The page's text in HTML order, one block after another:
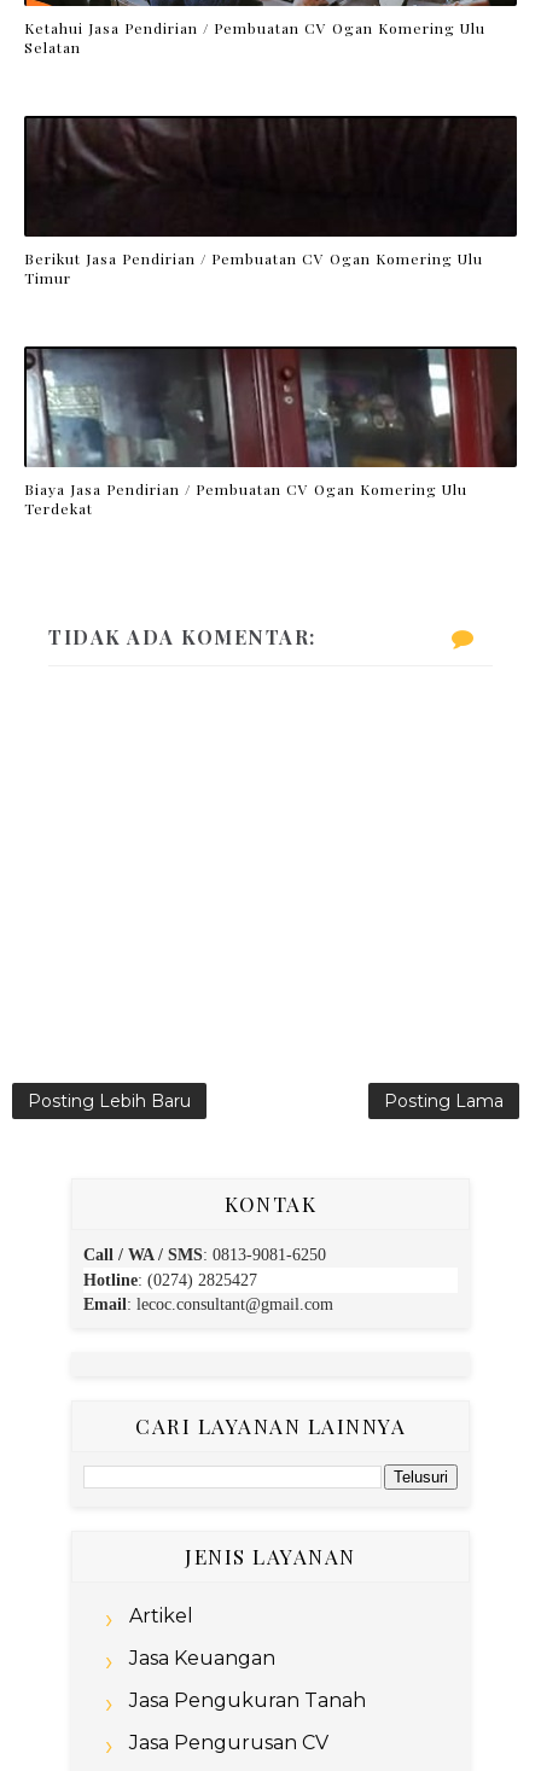
Ketahui Jasa Pendirian / Pembuatan CV Ogan Komering Ulu
Selatan
Berikut Jasa Pendirian / Pembuatan CV Ogan Komering Ulu
Timur
Biaya Jasa Pendirian / Pembuatan CV Ogan Komering Ulu
Terdekat
TIDAK ADA KOMENTAR:
Posting Lebih Baru Posting Lama
KONTAK
Call / WA / SMS: 0813-9081-6250
Hotline: (0274) 2825427
Email: lecoc.consultant@gmail.com
CARI LAYANAN LAINNYA
JENIS LAYANAN
Artikel
Jasa Keuangan
Jasa Pengukuran Tanah
Jasa Pengurusan CV